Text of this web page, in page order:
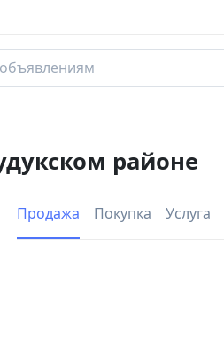
районе
Продажа Покупка Услуга